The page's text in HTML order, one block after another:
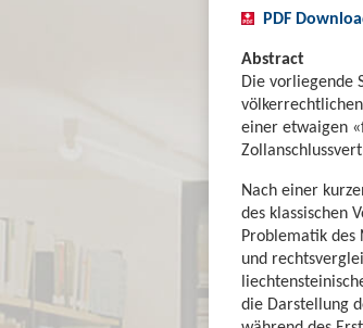
PDF
Abstract
Die vorliegende
einer etwaigen
Nach einer
des klassischen
Problematik des
und
die Darstellung